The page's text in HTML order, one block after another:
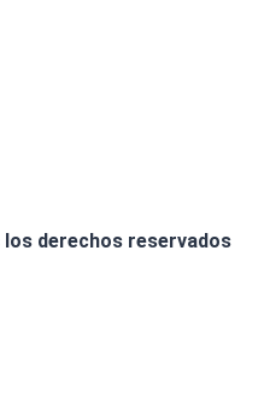
los derechos reservados